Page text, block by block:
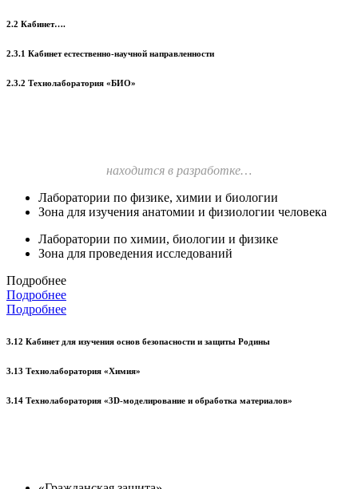
2.2 Кабинет….
2.3.1 Кабинет естественно-научной направленности
2.3.2 Технолаборатория «БИО»
находится в разработке…
Лаборатории по физике, химии и биологии
Зона для изучения анатомии и физиологии человека
Лаборатории по химии, биологии и физике
Зона для проведения исследований
Подробнее
Подробнее
Подробнее
3.12 Кабинет для изучения основ безопасности и защиты Родины
3.13 Технолаборатория «Химия»
3.14 Технолаборатория «3D-моделирование и обработка материалов»